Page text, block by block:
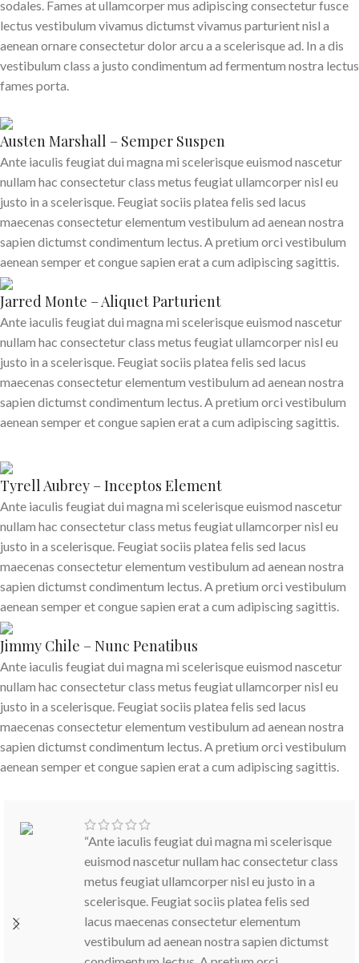
sodales. Fames at ullamcorper mus adipiscing consectetur fusce
lectus vestibulum vivamus dictumst vivamus parturient nisl a
aenean ornare consectetur dolor arcu a a scelerisque ad. In a dis
vestibulum class a justo condimentum ad fermentum nostra lectus
fames porta.
Austen Marshall – Semper Suspen
Ante iaculis feugiat dui magna mi scelerisque euismod nascetur
nullam hac consectetur class metus feugiat ullamcorper nisl eu
justo in a scelerisque. Feugiat sociis platea felis sed lacus
maecenas consectetur elementum vestibulum ad aenean nostra
sapien dictumst condimentum lectus. A pretium orci vestibulum
aenean semper et congue sapien erat a cum adipiscing sagittis.
Jarred Monte – Aliquet Parturient
Ante iaculis feugiat dui magna mi scelerisque euismod nascetur
nullam hac consectetur class metus feugiat ullamcorper nisl eu
justo in a scelerisque. Feugiat sociis platea felis sed lacus
maecenas consectetur elementum vestibulum ad aenean nostra
sapien dictumst condimentum lectus. A pretium orci vestibulum
aenean semper et congue sapien erat a cum adipiscing sagittis.
Tyrell Aubrey – Inceptos Element
Ante iaculis feugiat dui magna mi scelerisque euismod nascetur
nullam hac consectetur class metus feugiat ullamcorper nisl eu
justo in a scelerisque. Feugiat sociis platea felis sed lacus
maecenas consectetur elementum vestibulum ad aenean nostra
sapien dictumst condimentum lectus. A pretium orci vestibulum
aenean semper et congue sapien erat a cum adipiscing sagittis.
Jimmy Chile – Nunc Penatibus
Ante iaculis feugiat dui magna mi scelerisque euismod nascetur
nullam hac consectetur class metus feugiat ullamcorper nisl eu
justo in a scelerisque. Feugiat sociis platea felis sed lacus
maecenas consectetur elementum vestibulum ad aenean nostra
sapien dictumst condimentum lectus. A pretium orci vestibulum
aenean semper et congue sapien erat a cum adipiscing sagittis.
“Ante iaculis feugiat dui magna mi scelerisque
euismod nascetur nullam hac consectetur class
metus feugiat ullamcorper nisl eu justo in a
scelerisque. Feugiat sociis platea felis sed
lacus maecenas consectetur elementum
vestibulum ad aenean nostra sapien dictumst